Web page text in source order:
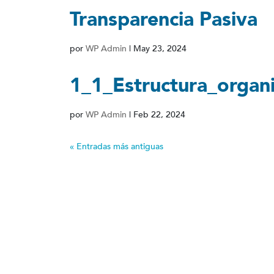
Transparencia Pasiva
por WP Admin | May 23, 2024
por WP Admin | Feb 22, 2024
« Entradas más antiguas